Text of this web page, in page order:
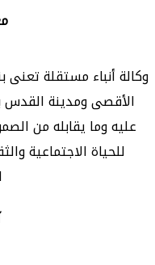
وكالة أنباء مستقلة تعنى
الأقصى ومدينة القدس
عليه وما يقابله من
للحياة الاجتماعية